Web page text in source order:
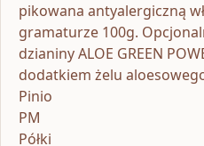
pikowana antyalergiczną
gramaturze 100g.
dzianiny ALOE GREEN
dodatkiem żelu
Pinio
PM
Półki